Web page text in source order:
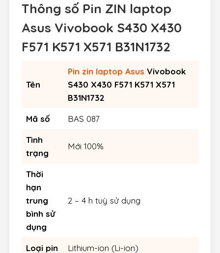
Thông số Pin ZIN laptop
Asus Vivobook S430 X430
F571 K571 X571 B31N1732
Tên
Pin zin laptop Asus Vivobook
S430 X430 F571 K571 X571
B31N1732
Mã số BAS 087
Tình
trạng
Mới 100%
Thời
hạn
trung
bình sử
dụng
2 – 4 h tuỳ sử dụng
Loại pin Lithium-ion (Li-ion)